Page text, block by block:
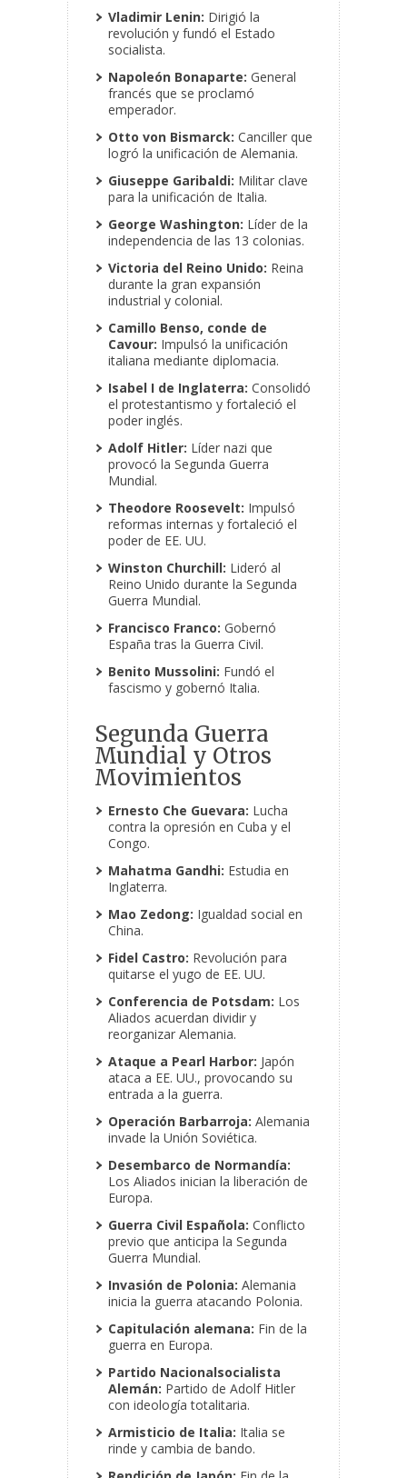
Vladimir Lenin: Dirigió la
revolución y fundó el Estado
socialista.
Napoleón Bonaparte: General
francés que se proclamó
emperador.
Otto von Bismarck: Canciller que
logró la unificación de Alemania.
Giuseppe Garibaldi: Militar clave
para la unificación de Italia.
George Washington: Líder de la
independencia de las 13 colonias.
Victoria del Reino Unido: Reina
durante la gran expansión
industrial y colonial.
Camillo Benso, conde de
Cavour: Impulsó la unificación
italiana mediante diplomacia.
Isabel I de Inglaterra: Consolidó
el protestantismo y fortaleció el
poder inglés.
Adolf Hitler: Líder nazi que
provocó la Segunda Guerra
Mundial.
Theodore Roosevelt: Impulsó
reformas internas y fortaleció el
poder de EE. UU.
Winston Churchill: Lideró al
Reino Unido durante la Segunda
Guerra Mundial.
Francisco Franco: Gobernó
España tras la Guerra Civil.
Benito Mussolini: Fundó el
fascismo y gobernó Italia.
Segunda Guerra
Mundial y Otros
Movimientos
Ernesto Che Guevara: Lucha
contra la opresión en Cuba y el
Congo.
Mahatma Gandhi: Estudia en
Inglaterra.
Mao Zedong: Igualdad social en
China.
Fidel Castro: Revolución para
quitarse el yugo de EE. UU.
Conferencia de Potsdam: Los
Aliados acuerdan dividir y
reorganizar Alemania.
Ataque a Pearl Harbor: Japón
ataca a EE. UU., provocando su
entrada a la guerra.
Operación Barbarroja: Alemania
invade la Unión Soviética.
Desembarco de Normandía:
Los Aliados inician la liberación de
Europa.
Guerra Civil Española: Conflicto
previo que anticipa la Segunda
Guerra Mundial.
Invasión de Polonia: Alemania
inicia la guerra atacando Polonia.
Capitulación alemana: Fin de la
guerra en Europa.
Partido Nacionalsocialista
Alemán: Partido de Adolf Hitler
con ideología totalitaria.
Armisticio de Italia: Italia se
rinde y cambia de bando.